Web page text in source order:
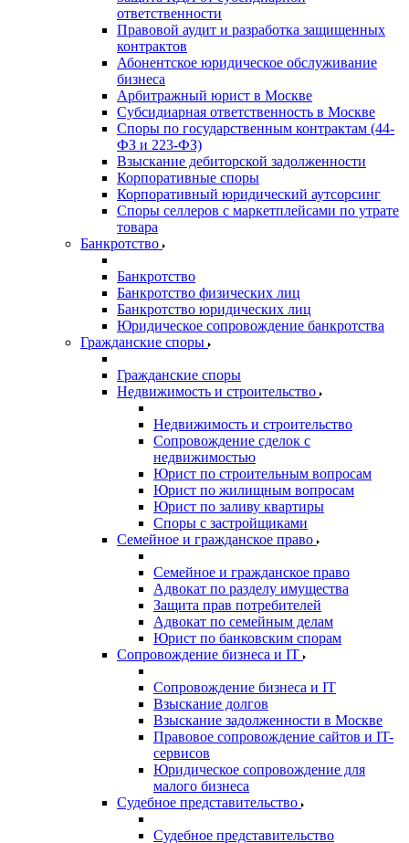
ответственности
Правовой аудит и разработка защищенных
контрактов
Абонентское юридическое обслуживание
бизнеса
Арбитражный юрист в Москве
Субсидиарная ответственность в Москве
Споры по государственным контрактам (44-
ФЗ и 223-ФЗ)
Взыскание дебиторской задолженности
Корпоративные споры
Корпоративный юридический аутсорсинг
Споры селлеров с маркетплейсами по утрате
товара
Банкротство
Банкротство
Банкротство физических лиц
Банкротство юридических лиц
Юридическое сопровождение банкротства
Гражданские споры
Гражданские споры
Недвижимость и строительство
Недвижимость и строительство
Сопровождение сделок с
недвижимостью
Юрист по строительным вопросам
Юрист по жилищным вопросам
Юрист по заливу квартиры
Споры с застройщиками
Семейное и гражданское право
Семейное и гражданское право
Адвокат по разделу имущества
Защита прав потребителей
Адвокат по семейным делам
Юрист по банковским спорам
Сопровождение бизнеса и IT
Сопровождение бизнеса и IT
Взыскание долгов
Взыскание задолженности в Москве
Правовое сопровождение сайтов и IT-
сервисов
Юридическое сопровождение для
малого бизнеса
Судебное представительство
Судебное представительство